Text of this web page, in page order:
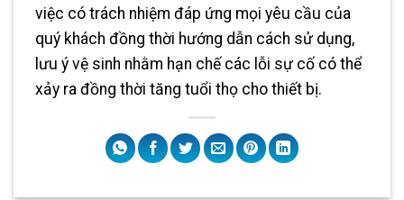
việc có trách nhiệm đáp ứng mọi yêu cầu của
quý khách đồng thời hướng dẫn cách sử dụng,
lưu ý vệ sinh nhằm hạn chế các lỗi sự cố có thể
xảy ra đồng thời tăng tuổi thọ cho thiết bị.